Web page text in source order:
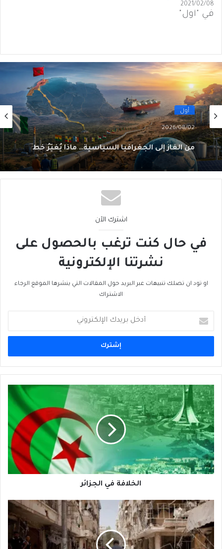
2021/02/08
في "أول"
أول
2026/08/02
من الغاز إلى الجغرافيا السياسية… ماذا يُغيّرُ خط
نيجيريا–المغرب؟
اشترك الآن
في حال كنت ترغب بالحصول على
نشرتنا الإلكترونية
او تود ان تصلك تنبيهات عبر البريد حول المقالات التي ينشرها الموقع الرجاء
الاشتراك
بريدك
الإلكتروني
الخلافة
في
الجزائر
الخلافة في الجزائر
كلفة
الدمار
في
سوريا
تقدر